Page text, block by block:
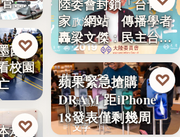
西哥
校園
♡
承認
♡
政治法律
2019
陸委會封鎖「台青e
家」網站 傳播學者
轟梁文傑：民主台灣
的…
昨天 22:20
供應鏈
文字
蘋果緊急搶購
DRAM 距iPhone
18發表僅剩幾周
♡